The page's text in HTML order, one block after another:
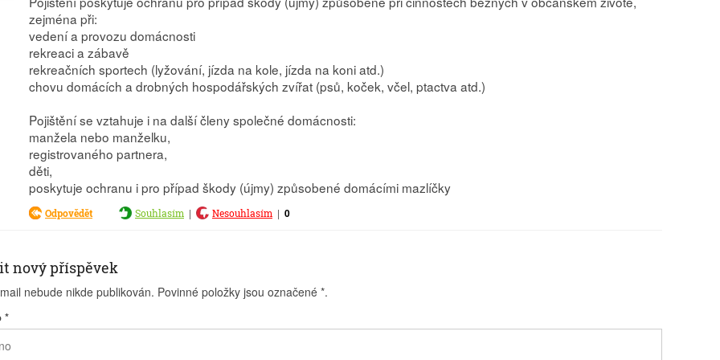
zejména při:
vedení a provozu domácnosti
rekreaci a zábavě
rekreačních sportech (lyžování, jízda na kole, jízda na koni atd.)
chovu domácích a drobných hospodářských zvířat (psů, koček, včel, ptactva atd.)
Pojištění se vztahuje i na další členy společné domácnosti:
manžela nebo manželku,
registrovaného partnera,
děti,
poskytuje ochranu i pro případ škody (újmy) způsobené domácími mazlíčky
Odpovědět Souhlasím | Nesouhlasím | 0
nový příspěvek
nebude nikde publikován. Povinné položky jsou označené *.
*